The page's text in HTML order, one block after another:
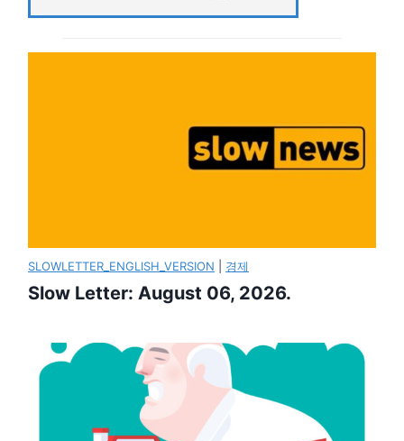
SLOWLETTER_ENGLISH_VERSION 경제
Slow Letter: August 06, 2026.